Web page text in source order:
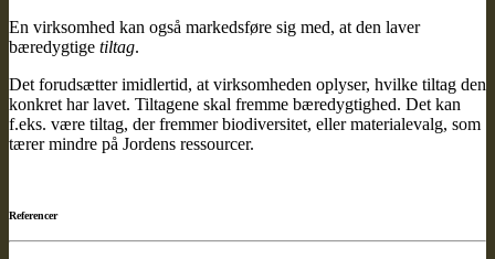
En virksomhed kan også markedsføre sig med, at den laver
bæredygtige tiltag.
Det forudsætter imidlertid, at virksomheden oplyser, hvilke tiltag den
konkret har lavet. Tiltagene skal fremme bæredygtighed. Det kan
f.eks. være tiltag, der fremmer biodiversitet, eller materialevalg, som
tærer mindre på Jordens ressourcer.
Referencer